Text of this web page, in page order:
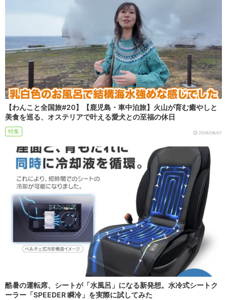
【わんこと全国旅#20】【鹿児島・車中泊旅】火山が育む癒やしと
美食を巡る、オステリアで叶える愛犬との至福の休日
特集 2026/08/07
酷暑の運転席、シートが「水風呂」になる新発想。水冷式シートク
ーラー「SPEEDER 瞬冷」を実際に試してみた